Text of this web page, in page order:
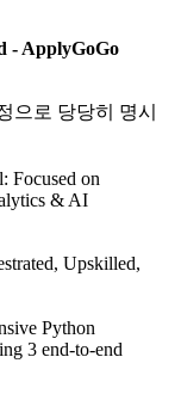
- ApplyGoGo
으로 당당히 명시
Focused on
& AI
Upskilled,
Python
3 end-to-end